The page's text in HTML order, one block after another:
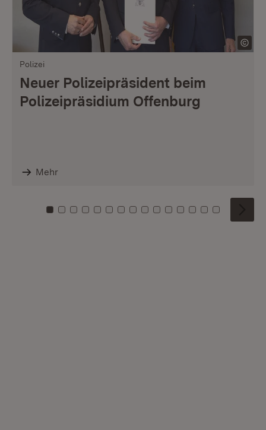
Polizei
Neuer Polizeipräsident beim
Polizeipräsidium Offenburg
Mehr
Zu Kachel: 0
Zu Kachel: 1
Zu Kachel: 2
Zu Kachel: 3
Zu Kachel: 4
Zu Kachel: 5
Zu Kachel: 6
Zu Kachel: 7
Zu Kachel: 8
Zu Kachel: 9
Zu Kachel: 10
Zu Kachel: 11
Zu Kachel: 12
Zu Kachel:
Zu